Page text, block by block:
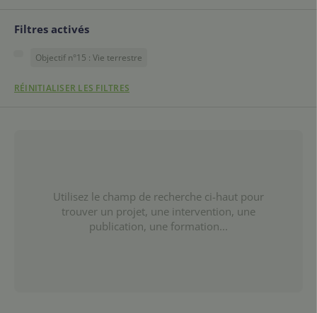
Filtres activés
Objectif n°15 : Vie terrestre
RÉINITIALISER LES FILTRES
Utilisez le champ de recherche ci-haut pour
trouver un projet, une intervention, une
publication, une formation...